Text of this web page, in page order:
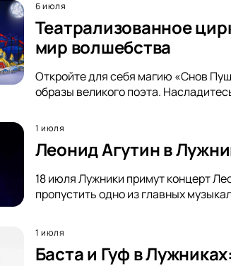
6 июля
Театрализованное
мир волшебства
Откройте для себя магию «Снов
образы великого поэта.
1 июля
Леонид Агутин в
18 июля Лужники примут концерт
пропустить одно из главных
1 июля
Баста и Гуф в